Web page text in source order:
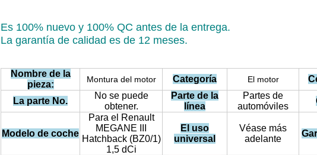
Es 100% nuevo y 100% QC antes de la entrega.
La garantía de calidad es de 12 meses.
Nombre de la
pieza:
Montura del motor Categoría El motor
La parte No.
No se puede
obtener.
Parte de la
línea
Partes de
automóviles
Modelo de coche
Para el Renault
MEGANE III
Hatchback (BZ0/1)
1,5 dCi
El uso
universal
Véase más
adelante